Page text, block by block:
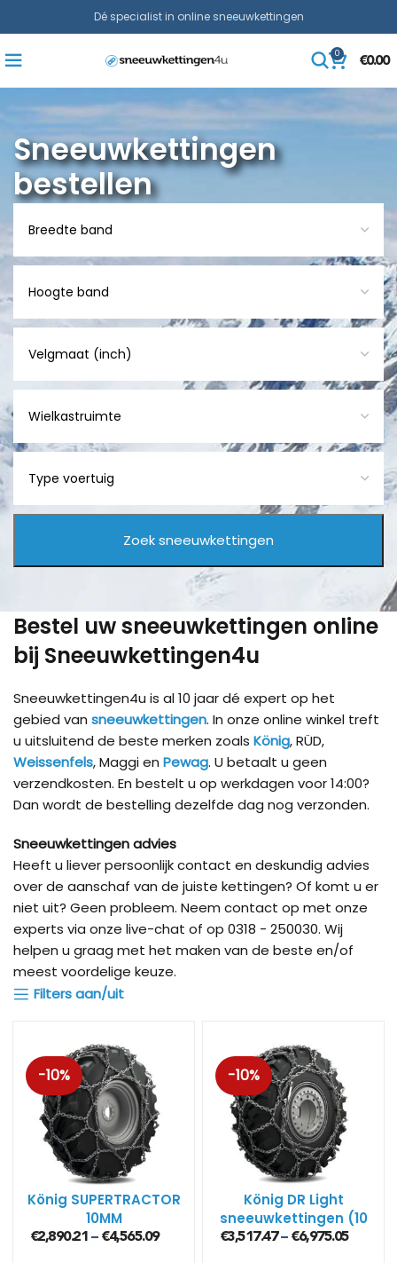
Dé specialist in online sneeuwkettingen
0
€0.00
Sneeuwkettingen
bestellen
Bestel uw sneeuwkettingen online
bij Sneeuwkettingen4u
Sneeuwkettingen4u is al 10 jaar dé expert op het
gebied van sneeuwkettingen. In onze online winkel treft
u uitsluitend de beste merken zoals König, RÜD,
Weissenfels, Maggi en Pewag. U betaalt u geen
verzendkosten. En bestelt u op werkdagen voor 14:00?
Dan wordt de bestelling dezelfde dag nog verzonden.
Sneeuwkettingen advies
Heeft u liever persoonlijk contact en deskundig advies
over de aanschaf van de juiste kettingen? Of komt u er
niet uit? Geen probleem. Neem contact op met onze
experts via onze live-chat of op 0318 - 250030. Wij
helpen u graag met het maken van de beste en/of
meest voordelige keuze.
Filters aan/uit
-10%
König SUPERTRACTOR
10MM
€2,890.21 – €4,565.09
-10%
König DR Light
sneeuwkettingen (10
mm)
€3,517.47– €6,975.05